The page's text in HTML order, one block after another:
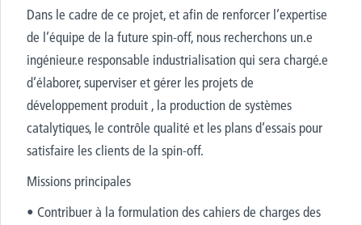
Dans le cadre de ce projet, et afin de renforcer l’expertise
de l’équipe de la future spin-off, nous recherchons un.e
ingénieur.e responsable industrialisation qui sera chargé.e
d’élaborer, superviser et gérer les projets de
développement produit , la production de systèmes
catalytiques, le contrôle qualité et les plans d’essais pour
satisfaire les clients de la spin-off.
Missions principales
• Contribuer à la formulation des cahiers de charges des